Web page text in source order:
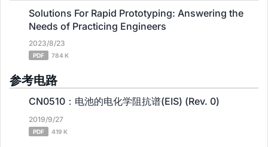
Solutions For Rapid Prototyping: Answering the
Needs of Practicing Engineers
2023/8/23
PDF 784 K
参考电路
CN0510：电池的电化学阻抗谱(EIS) (Rev. 0)
2019/9/27
PDF 419 K